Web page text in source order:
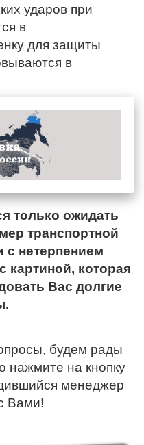
ударов при
в
для защиты
в
только ожидать
транспортной
с нетерпением
картиной, которая
Вас долгие
будем рады
нажмите на кнопку
менеджер
Вами!